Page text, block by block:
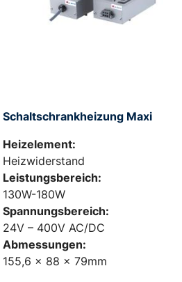
Schaltschrankheizung Maxi
Heizelement:
Heizwiderstand
Leistungsbereich:
130W-180W
Spannungsbereich:
24V – 400V AC/DC
Abmessungen:
155,6 x 88 x 79mm